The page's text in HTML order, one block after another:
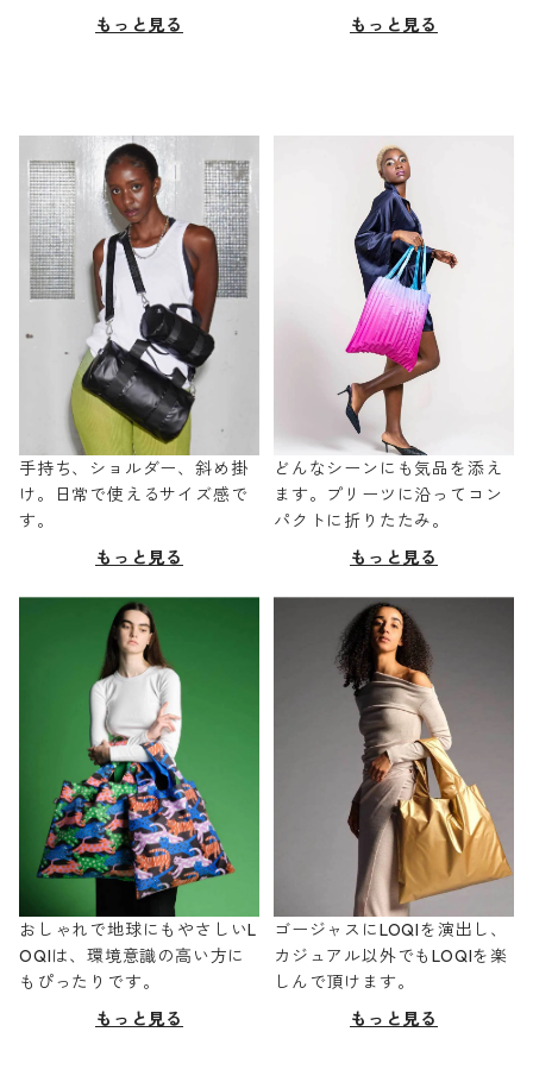
もっと見る
もっと見る
手持ち、ショルダー、斜め掛
け。日常で使えるサイズ感で
す。
もっと見る
どんなシーンにも気品を添え
ます。プリーツに沿ってコン
パクトに折りたたみ。
もっと見る
おしゃれで地球にもやさしいL
OQIは、環境意識の高い方に
もぴったりです。
もっと見る
ゴージャスにLOQIを演出し、
カジュアル以外でもLOQIを楽
しんで頂けます。
もっと見る